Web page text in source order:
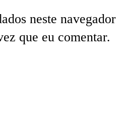
neste navegador
que eu comentar.